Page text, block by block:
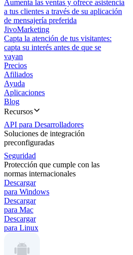
Aumenta las ventas y ofrece asistencia
a tus clientes a través de su aplicación
de mensajería preferida
JivoMarketing
Capta la atención de tus visitantes:
capta su interés antes de que se
vayan
Precios
Afiliados
Ayuda
Aplicaciones
Blog
Recursos
API para Desarrolladores
Soluciones de integración
preconfiguradas
Seguridad
Protección que cumple con las
normas internacionales
Descargar
para Windows
Descargar
para Mac
Descargar
para Linux